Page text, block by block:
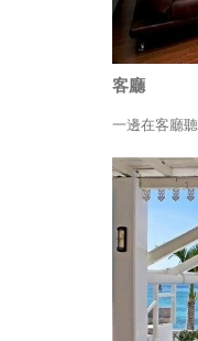
客廳
一邊在客廳